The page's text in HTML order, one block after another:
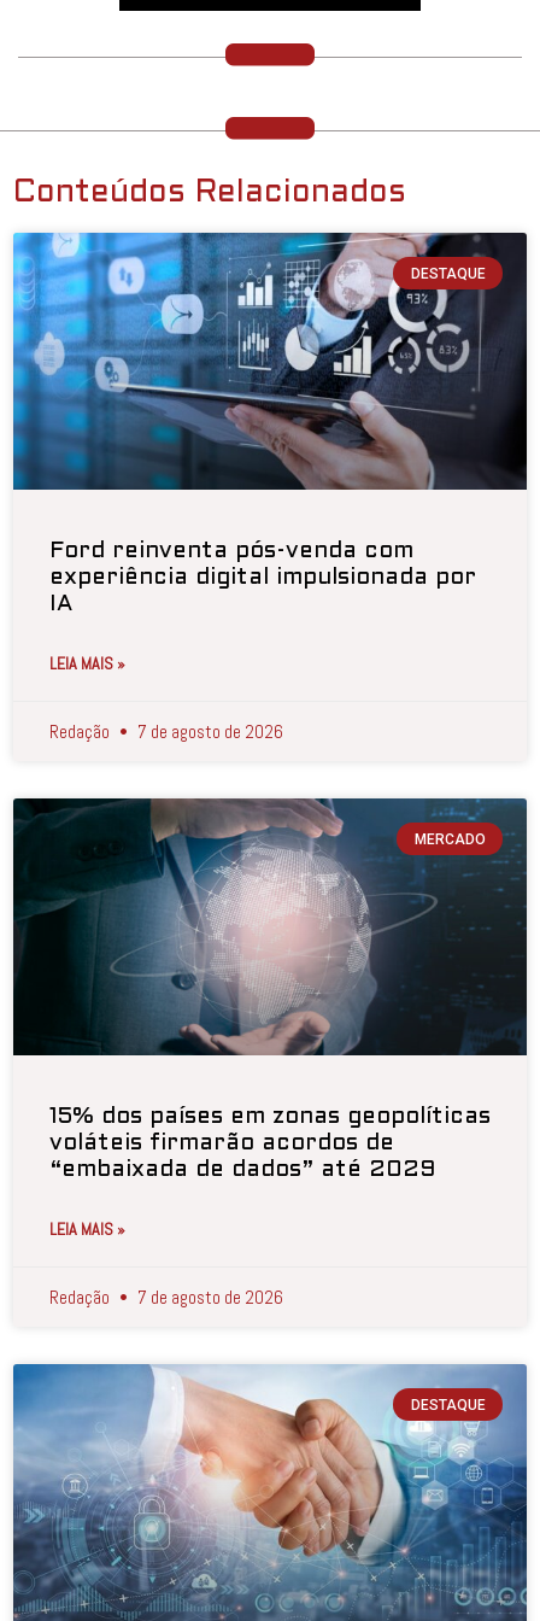
Conteúdos Relacionados
DESTAQUE
Ford reinventa pós-venda com
experiência digital impulsionada por
IA
LEIA MAIS »
Redação 7 de agosto de 2026
MERCADO
15% dos países em zonas geopolíticas
voláteis firmarão acordos de
“embaixada de dados” até 2029
LEIA MAIS »
Redação 7 de agosto de 2026
DESTAQUE